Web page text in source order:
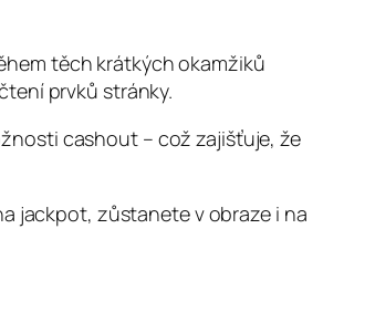
těch krátkých okamžiků
prvků stránky.
cashout – což zajišťuje, že
jackpot, zůstanete v obraze i na